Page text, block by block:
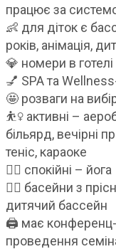
працює за
👶 для діток є
років, анімація,
💎 номери в
💅 SPA та
🤩 розваги на
⛹️‍♀️ активні –
більярд, вечірні
теніс, караоке
🧘‍♀️ спокійні – йога
🤽‍♀️ басейни з
дитячий бассейн
🖨️ має конференц-
проведення